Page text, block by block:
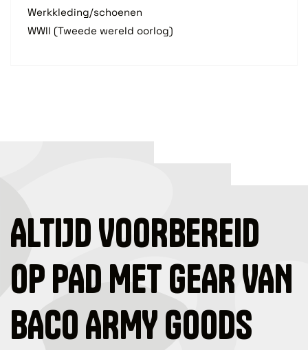
Werkkleding/schoenen
WWII (Tweede wereld oorlog)
ALTIJD VOORBEREID
OP PAD MET GEAR VAN
BACO ARMY GOODS